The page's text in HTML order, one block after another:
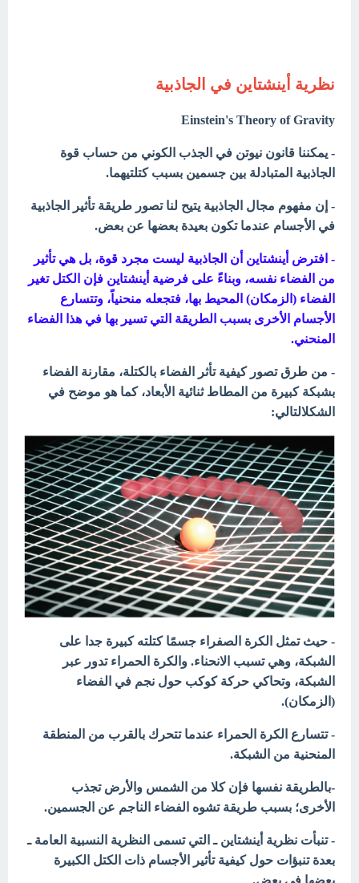
نظرية أينشتاين في الجاذبية
Einstein's Theory of Gravity
- يمكننا قانون نيوتن في الجذب الكوني من حساب قوة
الجاذبية المتبادلة بين جسمين بسببكتلتيهما.
- إن مفهوم مجال الجاذبية يتيح لنا تصور طريقة تأثير الجاذبية
في الأجسام عندما تكون بعيدة بعضها عن بعض.
- افترض أينشتاين أن الجاذبية ليست مجرد قوة، بل هي تأثير
من الفضاء نفسه، وبناءً على فرضية أينشتاين فإن الكتل تغير
الفضاء (الزمكان) المحيط بها، فتجعله منحنياً، وتتسارع
الأجسام الأخرى بسبب الطريقة التي تسير بها في هذا الفضاء
المنحني.
- من طرق تصور كيفية تأثر الفضاء بالكتلة، مقارنة الفضاء
بشبكة كبيرة من المطاط ثنائية الأبعاد، كما هو موضح في
الشكلالتالي:
- حيث تمثل الكرة الصفراء جسمًا كتلته كبيرة جدا على
الشبكة، وهي تسبب الانحناء. والكرة الحمراء تدور عبر
الشبكة، وتحاكي حركة كوكب حول نجم في الفضاء
(الزمكان).
- تتسارع الكرة الحمراء عندما تتحرك بالقرب من المنطقة
المنحنية من الشبكة.
-بالطريقة نفسها فإن كلا من الشمس والأرض تجذب
الأخرى؛ بسبب طريقة تشوه الفضاء الناجم عن الجسمين.
- تنبأت نظرية أينشتاين ـ التي تسمى النظرية النسبية العامة ـ
بعدة تنبؤات حول كيفية تأثير الأجسام ذات الكتل الكبيرة